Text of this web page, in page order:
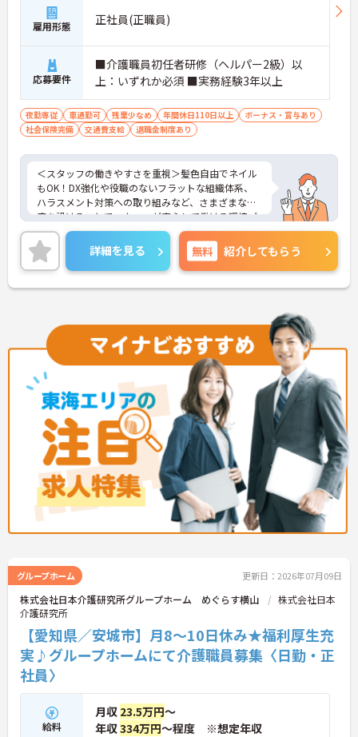
雇用形態 正社員(正職員)
応募要件
■介護職員初任者研修（ヘルパー2級）以
上：いずれか必須 ■実務経験3年以上
夜勤専従 車通勤可 残業少なめ 年間休日110日以上
ボーナス・賞与あり
社会保険完備
交通費支給 退職金制度あり
＜スタッフの働きやすさを重視＞髪色自由でネイル
もOK！DX強化や役職のないフラットな組織体系、
ハラスメント対策への取り組みなど、さまざまな制
度を設けることでスタッフが安心して働ける環境づ
くりに取り組まれています。
＜ライフスタイルに合わせた勤務形態＞夜勤ありの
シフト常勤、日勤専従、夜勤専従といったさまざま
な働き方が設定されている法人です。
＜チームで連携しながらのお仕事＞一人ひとりが主
連携を取りながら日々の業務に努められています。
ご興味のある方には、面接対策ポイント等、さらに
詳細をお話ししますのでお気軽にご相談ください！
詳細を見る 無料 紹介してもらう
グループホーム 更新日：2026年07月09日
株式会社日本介護研究所グループホーム めぐらす横山
株式会社日本
介護研究所
【愛知県／安城市】月8～10日休み★福利厚生充
実♪グループホームにて介護職員募集〈日勤・正
社員〉
給料
月収 23.5万円～
年収334万円～程度 ※想定年収